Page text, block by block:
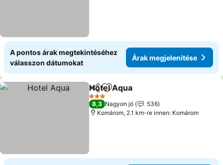
A pontos árak megtekintéséhez
válasszon dátumokat
Árak megjelenítése
Megosztás
Hozzáadás a kedvencekhez
Hotel Aqua
3 Kategória
8,3 Nagyon jó
536
Komárom, 2.1 km-re innen: Komárom